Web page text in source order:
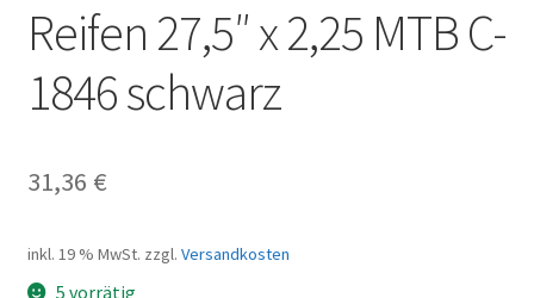
Reifen 27,5″ x 2,25 MTB C-
1846 schwarz
31,36 €
inkl. 19 % MwSt. zzgl. Versandkosten
5 vorrätig